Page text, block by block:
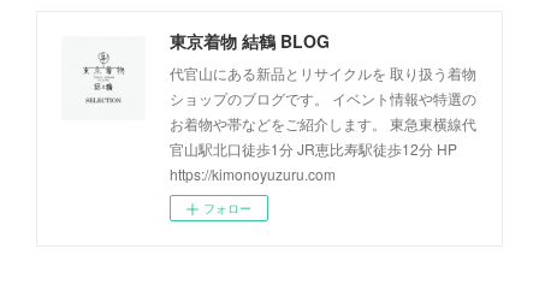
東京着物 結鶴 BLOG
代官山にある新品とリサイクルを 取り扱う着物
ショップのブログです。 イベント情報や特選の
お着物や帯などをご紹介します。 東急東横線代
官山駅北口徒歩1分 JR恵比寿駅徒歩12分 HP
https://kimonoyuzuru.com
フォロー